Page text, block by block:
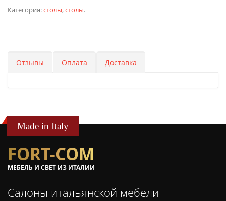
Категория:столы,столы.
Отзывы Оплата Доставка
Made in Italy
FORT-COM
МЕБЕЛЬ И СВЕТ ИЗ ИТАЛИИ
Салоны итальянской мебели